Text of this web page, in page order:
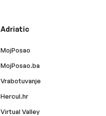
Adriatic
MojPosao
MojPosao.ba
Vrabotuvanje
Hercul.hr
Virtual Valley